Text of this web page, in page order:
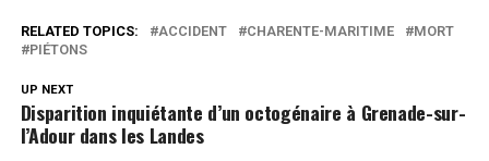
RELATED TOPICS: ACCIDENT CHARENTE-MARITIME
MORT
PIÉTONS
UP NEXT
Disparition inquiétante d’un octogénaire à Grenade-sur-
l’Adour dans les Landes